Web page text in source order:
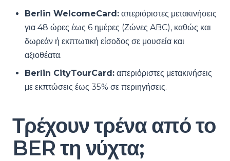
Berlin WelcomeCard: απεριόριστες μετακινήσεις
για 48 ώρες έως 6 ημέρες (Ζώνες ABC), καθώς και
δωρεάν ή εκπτωτική είσοδος σε μουσεία και
αξιοθέατα.
Berlin CityTourCard: απεριόριστες μετακινήσεις
με εκπτώσεις έως 35% σε περιηγήσεις.
Τρέχουν τρένα από το
BER τη νύχτα;